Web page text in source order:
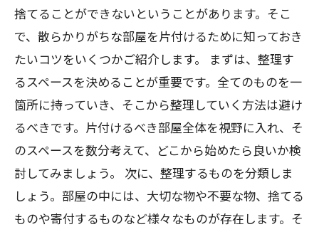
捨てることができないということがあります。そこ
で、散らかりがちな部屋を片付けるために知っておき
たいコツをいくつかご紹介します。 まずは、整理す
るスペースを決めることが重要です。全てのものを一
箇所に持っていき、そこから整理していく方法は避け
るべきです。片付けるべき部屋全体を視野に入れ、そ
のスペースを数分考えて、どこから始めたら良いか検
討してみましょう。 次に、整理するものを分類しま
しょう。部屋の中には、大切な物や不要な物、捨てる
ものや寄付するものなど様々なものが存在します。そ